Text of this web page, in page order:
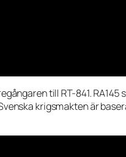
till RT-841. RA145
krigsmakten är